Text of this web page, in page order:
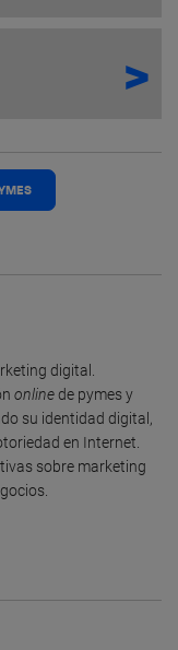
digital.
onlinede pymes y
su identidad digital,
en Internet.
sobre marketing